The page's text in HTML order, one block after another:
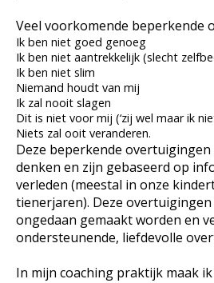
Veel voorkomende beperkende
Ik ben niet goed genoeg
Ik ben niet aantrekkelijk (slecht
Ik ben niet slim
Niemand houdt van mij
Ik zal nooit slagen
Dit is niet voor mij (‘zij wel maar ik
Niets zal ooit veranderen.
Deze beperkende
denken en zijn gebaseerd op
verleden (meestal in onze
tienerjaren). Deze
ongedaan gemaakt worden en
ondersteunende, liefdevolle
In mijn coaching praktijk maak